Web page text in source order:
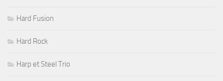
Hard Fusion
Hard Rock
Harp et Steel Trio